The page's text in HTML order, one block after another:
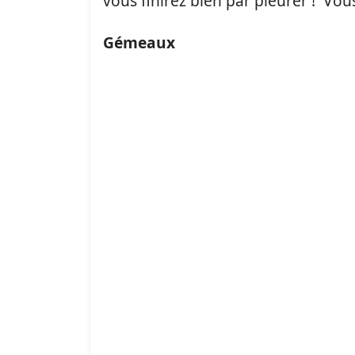
Gémeaux